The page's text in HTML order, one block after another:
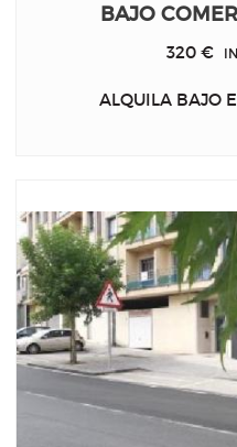
BAJO
320 €
ALQUILA BAJO